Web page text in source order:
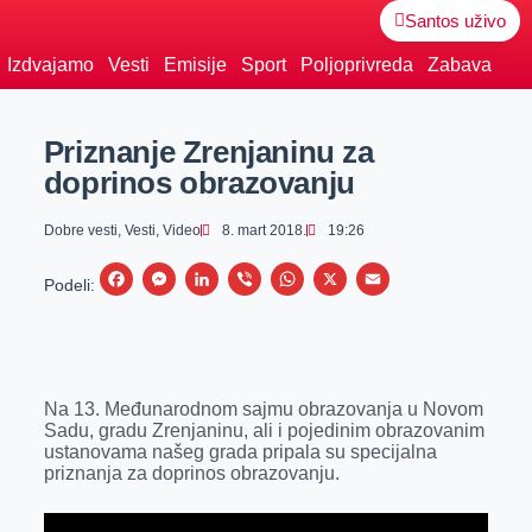
Santos uživo
Izdvajamo Vesti Emisije Sport Poljoprivreda Zabava
Priznanje Zrenjaninu za
doprinos obrazovanju
Dobre vesti, Vesti, Video 8. mart 2018. 19:26
Podeli:
F
b
o
o
k
M
e
n
g
e
L
e
d
I
n
V
r
W
s
A
p
p
X
E
l
Na 13. Međunarodnom sajmu obrazovanja u Novom
Sadu, gradu Zrenjaninu, ali i pojedinim obrazovanim
ustanovama našeg grada pripala su specijalna
priznanja za doprinos obrazovanju.